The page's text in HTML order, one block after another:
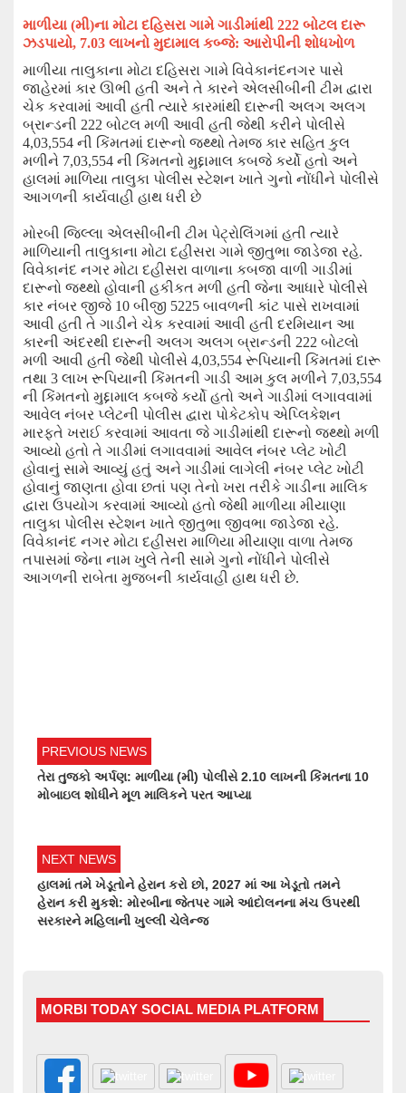
માળીયા (મી)ના મોટા દહિસરા ગામે ગાડીમાંથી 222 બોટલ દારૂ
ઝડપાયો, 7.03 લાખનો મુદામાલ કબ્જે: આરોપીની શોધખોળ
માળીયા તાલુકાના મોટા દહિસરા ગામે વિવેકાનંદનગર પાસે
જાહેરમાં કાર ઊભી હતી અને તે કારને એલસીબીની ટીમ દ્વારા
ચેક કરવામાં આવી હતી ત્યારે કારમાંથી દારૂની અલગ અલગ
બ્રાન્ડની 222 બોટલ મળી આવી હતી જેથી કરીને પોલીસે
4,03,554 ની કિંમતમાં દારૂનો જથ્થો તેમજ કાર સહિત કુલ
મળીને 7,03,554 ની કિંમતનો મુદ્દામાલ કબજે કર્યો હતો અને
હાલમાં માળિયા તાલુકા પોલીસ સ્ટેશન ખાતે ગુનો નોંધીને પોલીસે
આગળની કાર્યવાહી હાથ ધરી છે
મોરબી જિલ્લા એલસીબીની ટીમ પેટ્રોલિંગમાં હતી ત્યારે
માળિયાની તાલુકાના મોટા દહીસરા ગામે જીતુભા જાડેજા રહે.
વિવેકાનંદ નગર મોટા દહીસરા વાળાના કબજા વાળી ગાડીમાં
દારૂનો જથ્થો હોવાની હકીકત મળી હતી જેના આધારે પોલીસે
કાર નંબર જીજે 10 બીજી 5225 બાવળની કાંટ પાસે રાખવામાં
આવી હતી તે ગાડીને ચેક કરવામાં આવી હતી દરમિયાન આ
કારની અંદરથી દારૂની અલગ અલગ બ્રાન્ડની 222 બોટલો
મળી આવી હતી જેથી પોલીસે 4,03,554 રૂપિયાની કિંમતમાં દારૂ
તથા 3 લાખ રૂપિયાની કિંમતની ગાડી આમ કુલ મળીને 7,03,554
ની કિંમતનો મુદ્દામાલ કબજે કર્યો હતો અને ગાડીમાં લગાવવામાં
આવેલ નંબર પ્લેટની પોલીસ દ્વારા પોકેટકોપ એપ્લિકેશન
મારફતે ખરાઈ કરવામાં આવતા જે ગાડીમાંથી દારૂનો જથ્થો મળી
આવ્યો હતો તે ગાડીમાં લગાવવામાં આવેલ નંબર પ્લેટ ખોટી
હોવાનું સામે આવ્યું હતું અને ગાડીમાં લાગેલી નંબર પ્લેટ ખોટી
હોવાનું જાણતા હોવા છતાં પણ તેનો ખરા તરીકે ગાડીના માલિક
દ્વારા ઉપયોગ કરવામાં આવ્યો હતો જેથી માળીયા મીયાણા
તાલુકા પોલીસ સ્ટેશન ખાતે જીતુભા જીવભા જાડેજા રહે.
વિવેકાનંદ નગર મોટા દહીસરા માળિયા મીયાણા વાળા તેમજ
તપાસમાં જેના નામ ખુલે તેની સામે ગુનો નોંધીને પોલીસે
આગળની રાબેતા મુજબની કાર્યવાહી હાથ ધરી છે.
PREVIOUS NEWS
તેરા તુજકો અર્પણ: માળીયા (મી) પોલીસે 2.10 લાખની કિંમતના 10
મોબાઇલ શોધીને મૂળ માલિકને પરત આપ્યા
NEXT NEWS
હાલમાં તમે ખેડૂતોને હેરાન કરો છો, 2027 માં આ ખેડૂતો તમને
હેરાન કરી મુકશે: મોરબીના જેતપર ગામે આંદોલનના મંચ ઉપરથી
સરકારને મહિલાની ખુલ્લી ચેલેન્જ
MORBI TODAY SOCIAL MEDIA PLATFORM